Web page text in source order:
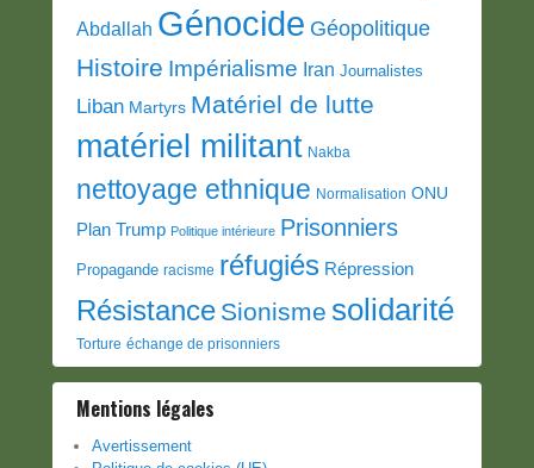
Abdallah Génocide Géopolitique
Histoire Impérialisme Iran Journalistes
Liban Martyrs Matériel de lutte
matériel militant Nakba
nettoyage ethnique Normalisation ONU
Plan Trump Politique intérieure Prisonniers
Propagande racisme réfugiés Répression
Résistance Sionisme solidarité
Torture échange de prisonniers
Mentions légales
Avertissement